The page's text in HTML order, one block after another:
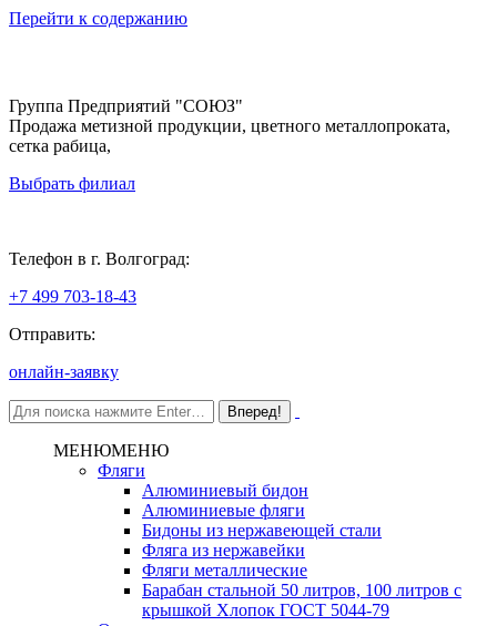
Перейти к содержанию
Группа Предприятий "СОЮЗ"
Продажа метизной продукции, цветного металлопроката,
сетка рабица,
Выбрать филиал
Телефон в г. Волгоград:
+7 499 703-18-43
Отправить:
онлайн-заявку
МЕНЮМЕНЮ
Фляги
Алюминиевый бидон
Алюминиевые фляги
Бидоны из нержавеющей стали
Фляга из нержавейки
Фляги металлические
Барабан стальной 50 литров, 100 литров с
крышкой Хлопок ГОСТ 5044-79